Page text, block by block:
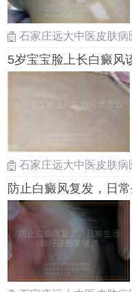
石家庄远大中医皮肤
5岁宝宝脸上长白癜风
石家庄远大中医皮肤
防止白癜风复发，日